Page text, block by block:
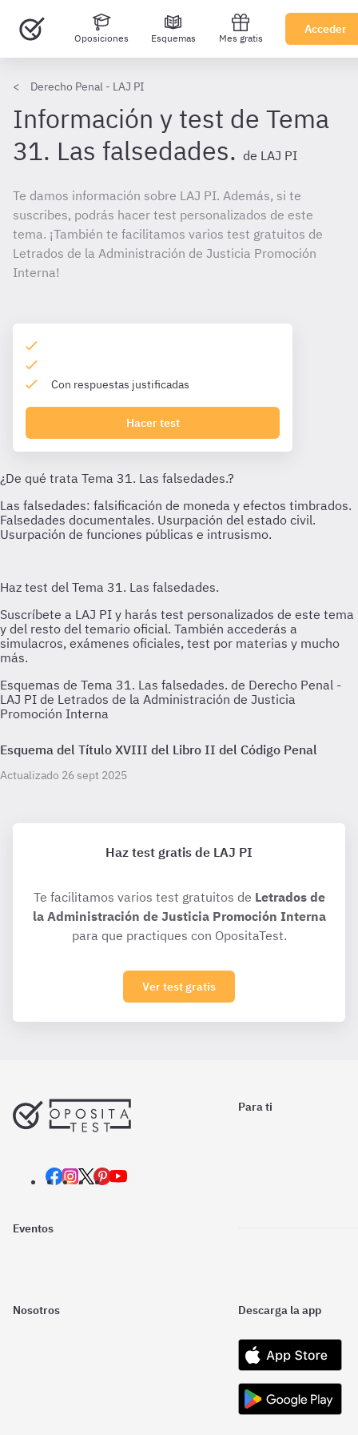
Oposiciones Esquemas Mes gratis
Acceder
Derecho Penal - LAJ PI
Información y test de Tema
31. Las falsedades. de LAJ PI
Te damos información sobre LAJ PI. Además, si te
suscribes, podrás hacer test personalizados de este
tema. ¡También te facilitamos varios test gratuitos de
Letrados de la Administración de Justicia Promoción
Interna!
Con respuestas justificadas
Hacer test
Esquemas de Tema 31. Las falsedades. de Derecho Penal -
LAJ PI de Letrados de la Administración de Justicia
Promoción Interna
Esquema del Título XVIII del Libro II del Código Penal
Actualizado 26 sept 2025
Haz test gratis de LAJ PI
Te facilitamos varios test gratuitos de Letrados de
la Administración de Justicia Promoción Interna
para que practiques con OpositaTest.
Ver test gratis
Para ti
Eventos
Nosotros Descarga la app